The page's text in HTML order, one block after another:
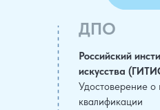
Российский
искусства
Удостоверение
квалификации
ДПО